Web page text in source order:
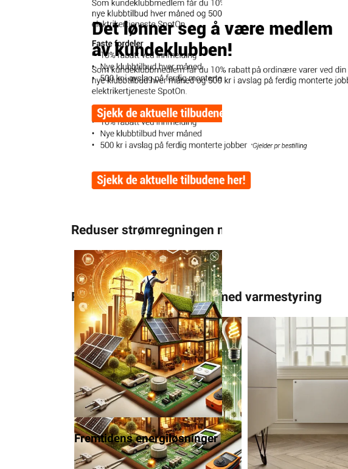
Reduser strømregningen med varmestyring
Fremtidens energiløsninger Panelovn med WiFi
Reduser strømregningen med varmestyring